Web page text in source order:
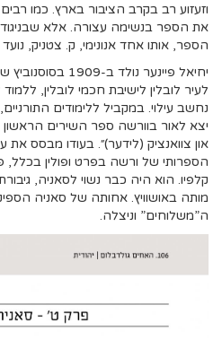
וזעזוע רב בקרב הציבור בארץ. כמו
את הספר בנשימה עצורה. אלא
הספר, אותו אחד אנונימי, ק. צטניק,
יחיאל פיינער נולד
לעיר לובלין לישיבת חכמי לובלין,
יצא לאור בוורשה ספר השירים הראשון
און צוואנציק (לידער)״. בעודו מבסס את
הספרותי של ורשה בפרט ופולין
קלפיו. הוא היה כבר נשוי לסאניה,
מותה באושוויץ. אחותה של סאניה
ה”משלוחים” וניצלה.